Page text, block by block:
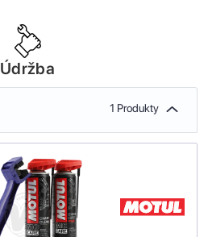
Údržba
1 Produkty